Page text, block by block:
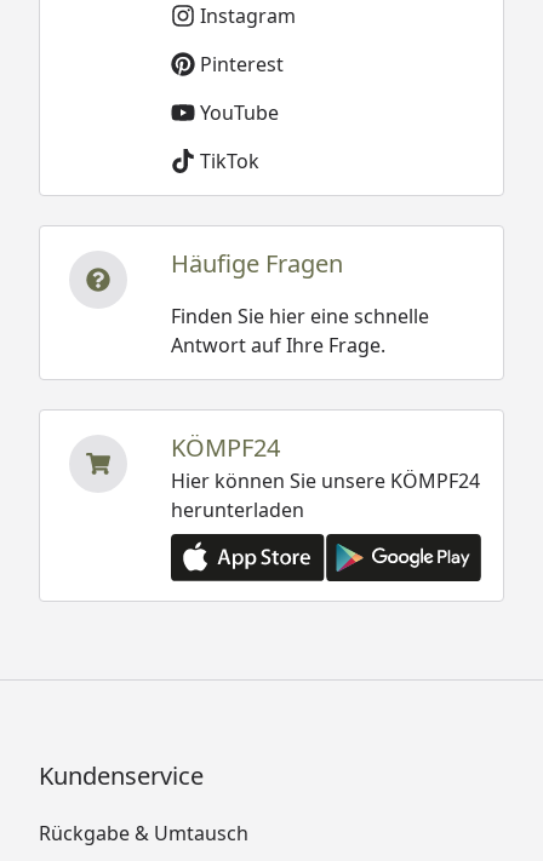
Instagram
Pinterest
YouTube
TikTok
Häufige Fragen
Finden Sie hier eine schnelle
Antwort auf Ihre Frage.
KÖMPF24
Hier können Sie unsere KÖMPF24
herunterladen
Kundenservice
Rückgabe & Umtausch